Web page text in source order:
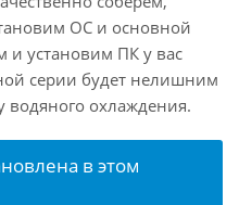
ОС и основной
и установим ПК у вас
серии будет нелишним
водяного охлаждения.
в этом